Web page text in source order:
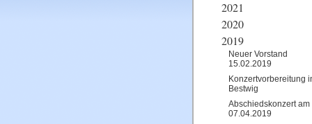
2021
2020
2019
Neuer Vorstand
15.02.2019
Konzertvorbereitung
Bestwig
Abschiedskonzert am
07.04.2019